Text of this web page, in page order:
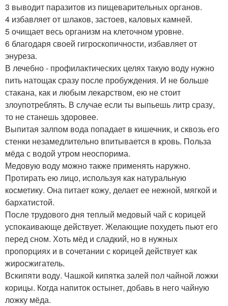
3 выводит паразитов из пищеварительных органов.
4 избавляет от шлаков, застоев, каловых камней.
5 очищает весь организм на клеточном уровне.
6 благодаря своей гигроскопичности, избавляет от
энуреза.
В лечебно - профилактических целях такую воду нужно
пить натощак сразу после пробуждения. И не больше
стакана, как и любым лекарством, ею не стоит
злоупотреблять. В случае если ты выпьешь литр сразу,
то не станешь здоровее.
Выпитая залпом вода попадает в кишечник, и сквозь его
стенки незамедлительно впитывается в кровь. Польза
мёда с водой утром неоспорима.
Медовую воду можно также применять наружно.
Протирать ею лицо, используя как натуральную
косметику. Она питает кожу, делает ее нежной, мягкой и
бархатистой.
После трудового дня теплый медовый чай с корицей
успокаивающе действует. Желающие похудеть пьют его
перед сном. Хоть мёд и сладкий, но в нужных
пропорциях и в сочетании с корицей действует как
жиросжигатель.
Вскипяти воду. Чашкой кипятка залей пол чайной ложки
корицы. Когда напиток остынет, добавь в него чайную
ложку мёда.